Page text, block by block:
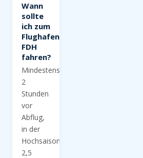
Wann
sollte
ich zum
Flughafen
FDH
fahren?
Mindestens
2
Stunden
vor
Abflug,
in der
Hochsaison
2,5